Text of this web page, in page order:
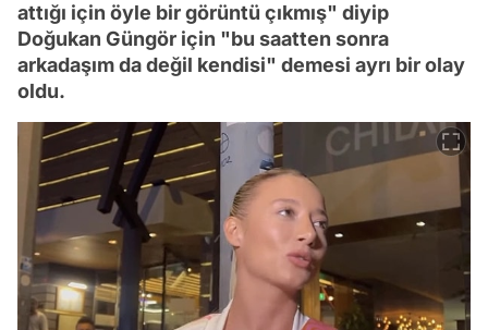
attığı için öyle bir görüntü çıkmış" diyip
Doğukan Güngör için "bu saatten sonra
arkadaşım da değil kendisi" demesi ayrı bir olay
oldu.